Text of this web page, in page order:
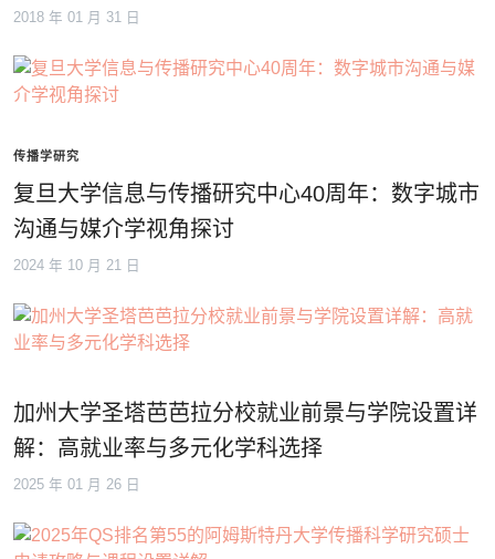
2018 年 01 月 31 日
传播学研究
复旦大学信息与传播研究中心40周年：数字城市
沟通与媒介学视角探讨
2024 年 10 月 21 日
加州大学圣塔芭芭拉分校就业前景与学院设置详
解：高就业率与多元化学科选择
2025 年 01 月 26 日